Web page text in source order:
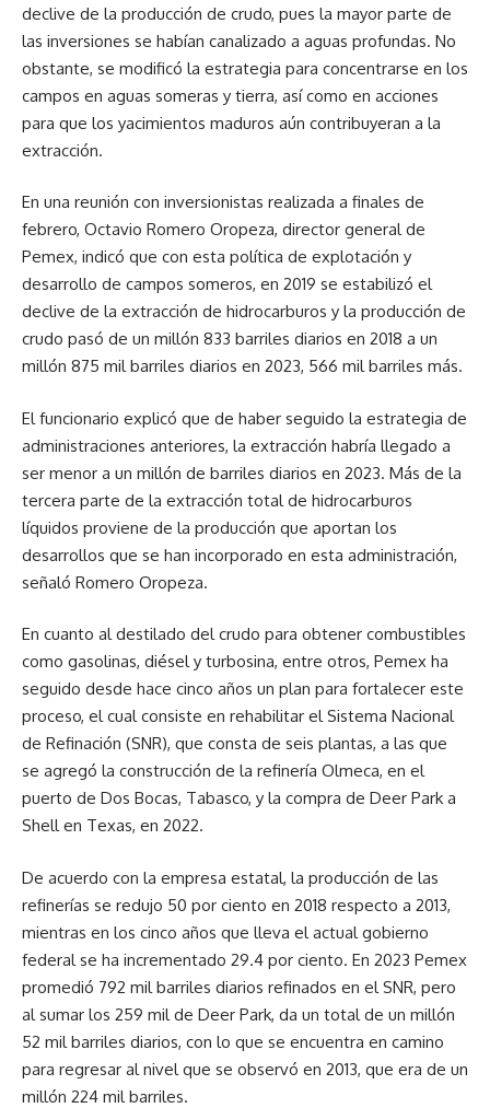
declive de la producción de crudo, pues la mayor parte de
las inversiones se habían canalizado a aguas profundas. No
obstante, se modificó la estrategia para concentrarse en los
campos en aguas someras y tierra, así como en acciones
para que los yacimientos maduros aún contribuyeran a la
extracción.
En una reunión con inversionistas realizada a finales de
febrero, Octavio Romero Oropeza, director general de
Pemex, indicó que con esta política de explotación y
desarrollo de campos someros, en 2019 se estabilizó el
declive de la extracción de hidrocarburos y la producción de
crudo pasó de un millón 833 barriles diarios en 2018 a un
millón 875 mil barriles diarios en 2023, 566 mil barriles más.
El funcionario explicó que de haber seguido la estrategia de
administraciones anteriores, la extracción habría llegado a
ser menor a un millón de barriles diarios en 2023. Más de la
tercera parte de la extracción total de hidrocarburos
líquidos proviene de la producción que aportan los
desarrollos que se han incorporado en esta administración,
señaló Romero Oropeza.
En cuanto al destilado del crudo para obtener combustibles
como gasolinas, diésel y turbosina, entre otros, Pemex ha
seguido desde hace cinco años un plan para fortalecer este
proceso, el cual consiste en rehabilitar el Sistema Nacional
de Refinación (SNR), que consta de seis plantas, a las que
se agregó la construcción de la refinería Olmeca, en el
puerto de Dos Bocas, Tabasco, y la compra de Deer Park a
Shell en Texas, en 2022.
De acuerdo con la empresa estatal, la producción de las
refinerías se redujo 50 por ciento en 2018 respecto a 2013,
mientras en los cinco años que lleva el actual gobierno
federal se ha incrementado 29.4 por ciento. En 2023 Pemex
promedió 792 mil barriles diarios refinados en el SNR, pero
al sumar los 259 mil de Deer Park, da un total de un millón
52 mil barriles diarios, con lo que se encuentra en camino
para regresar al nivel que se observó en 2013, que era de un
millón 224 mil barriles.